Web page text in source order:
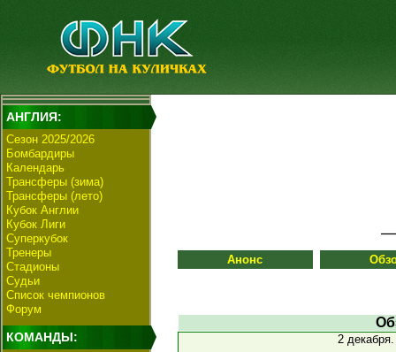
АНГЛИЯ:
Сезон 2025/2026
Бомбардиры
Календарь
Трансферы (зима)
Трансферы (лето)
Кубок Англии
Кубок Лиги
Суперкубок
Тренеры
Стадионы
Судьи
Список чемпионов
Форум
КОМАНДЫ:
Анонс
2